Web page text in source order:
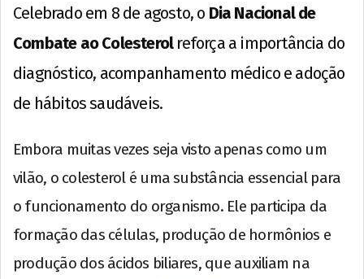
Celebrado em 8 de agosto, o Dia Nacional de
Combate ao Colesterolreforça a importância do
diagnóstico, acompanhamento médico e adoção
de hábitos saudáveis.
Embora muitas vezes seja visto apenas como um
vilão, o colesterol é uma substância essencial para
o funcionamento do organismo. Ele participa da
formação das células, produção de hormônios e
produção dos ácidos biliares, que auxiliam na